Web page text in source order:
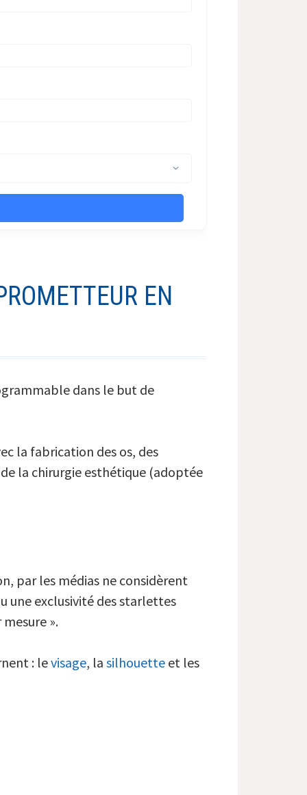
EN
dans le but de
la fabrication des os, des
la chirurgie esthétique (adoptée
par les médias ne considèrent
une exclusivité des starlettes
».
: levisage, la silhouette et les